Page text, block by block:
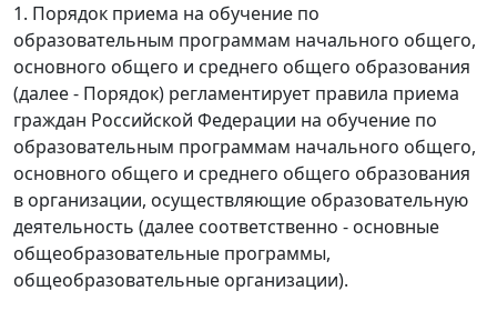
1. Порядок приема на обучение по
образовательным программам начального общего,
основного общего и среднего общего образования
(далее - Порядок) регламентирует правила приема
граждан Российской Федерации на обучение по
образовательным программам начального общего,
основного общего и среднего общего образования
в организации, осуществляющие образовательную
деятельность (далее соответственно - основные
общеобразовательные программы,
общеобразовательные организации).